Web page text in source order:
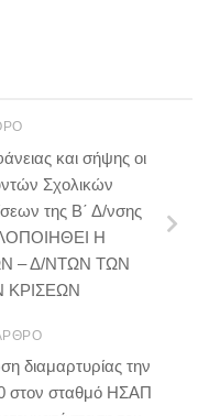
και σήψης οι
Σχολικών
της Β΄ Δ/νσης
Η
– Δ/ΝΤΩΝ ΤΩΝ
ΚΡΙΣΕΩΝ
διαμαρτυρίας την
στον σταθμό ΗΣΑΠ